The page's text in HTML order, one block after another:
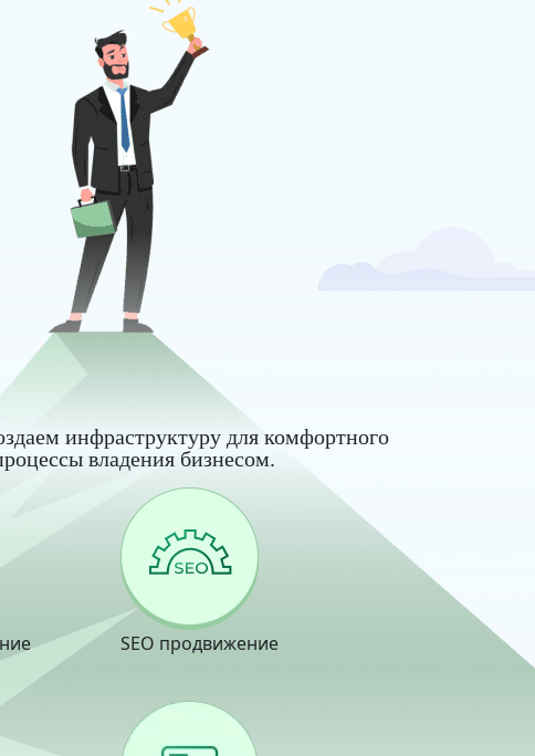
инфраструктуру для комфортного
владения бизнесом.
SEO продвижение